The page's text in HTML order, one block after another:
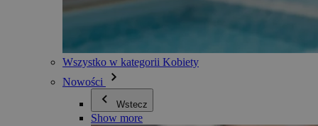
Wszystko w kategorii Kobiety
Nowości
Wstecz
Show more